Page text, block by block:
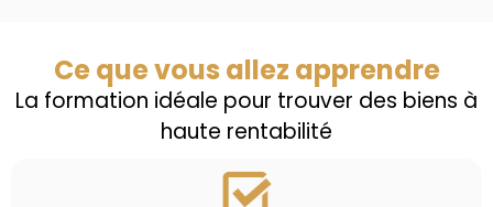
Ce que vous allez apprendre
La formation idéale pour trouver des biens à
haute rentabilité